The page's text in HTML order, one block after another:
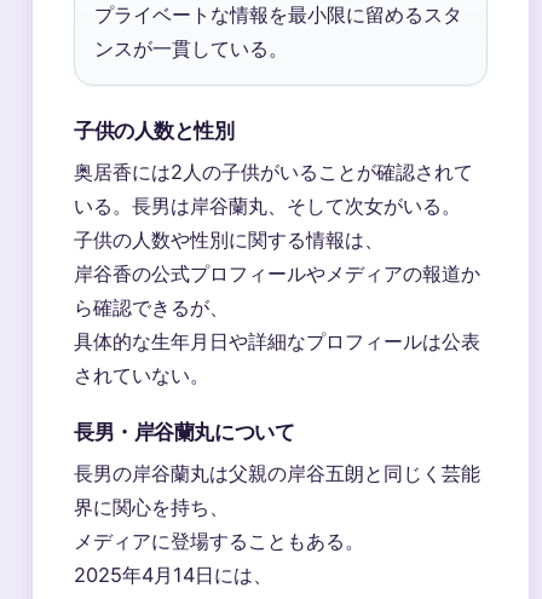
プライベートな情報を最小限に留めるスタ
ンスが一貫している。
子供の人数と性別
奥居香には2人の子供がいることが確認されて
いる。長男は岸谷蘭丸、そして次女がいる。
子供の人数や性別に関する情報は、
岸谷香の公式プロフィールやメディアの報道か
ら確認できるが、
具体的な生年月日や詳細なプロフィールは公表
されていない。
長男・岸谷蘭丸について
長男の岸谷蘭丸は父親の岸谷五朗と同じく芸能
界に関心を持ち、
メディアに登場することもある。
2025年4月14日には、